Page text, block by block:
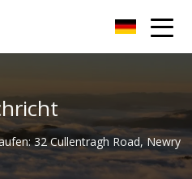
32 Cullentragh Road, Newry